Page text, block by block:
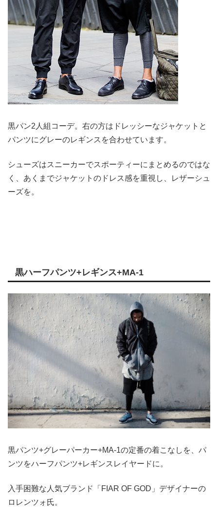
黒パン2人組コーデ。右の方はドレッシーなジャケットと
パンツにグレーのレギンスを合わせています。
シューズはスニーカーでスポーティーにまとめるのではな
く、あくまでジャケットのドレス感を重視し、レザーシュ
ーズを。
黒ハーフパンツ+レギンス+MA-1
黒パンツ+グレーパーカー+MA-1の定番の着こなしを、パ
ンツをハーフパンツ+レギンスレイヤードに。
入手困難な人気ブランド「FIAR OF GOD」デザイナーの
ロレンツォ氏。